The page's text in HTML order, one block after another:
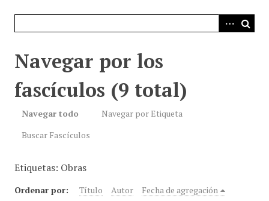
Navegar por los
fascículos (9 total)
Navegar todo
Navegar por Etiqueta
Buscar Fascículos
Etiquetas: Obras
Ordenar por: Título Autor Fecha de agregación